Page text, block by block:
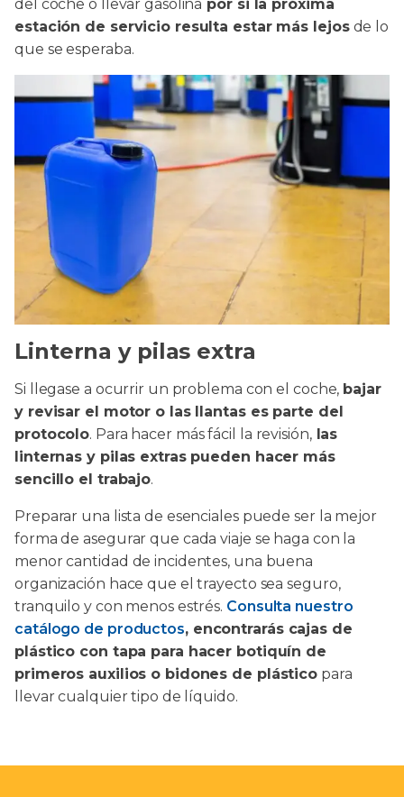
del coche o llevar gasolina por si la próxima
estación de servicio resulta estar más lejosde lo
que se esperaba.
Linterna y pilas extra
Si llegase a ocurrir un problema con el coche, bajar
y revisar el motor o las llantas es parte del
protocolo. Para hacer más fácil la revisión,las
linternas y pilas extras pueden hacer más
sencillo el trabajo.
Preparar una lista de esenciales puede ser la mejor
forma de asegurar que cada viaje se haga con la
menor cantidad de incidentes, una buena
organización hace que el trayecto sea seguro,
tranquilo y con menos estrés. Consulta nuestro
catálogo de productos, encontrarás cajas de
plástico con tapa para hacer botiquín de
primeros auxilios o bidones de plástico para
llevar cualquier tipo de líquido.